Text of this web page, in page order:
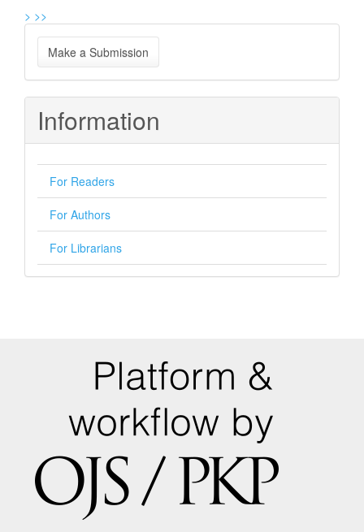
> >>
Make
a
Submission
Make a Submission
Information
For Readers
For Authors
For Librarians